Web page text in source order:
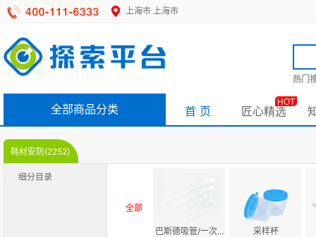
上海市 上海市
热门
全部商品分类 首 页 匠心精选
HOT
耗材安防(2252)
细分目录
全部
巴斯德吸管/一次性吸管 采样杯